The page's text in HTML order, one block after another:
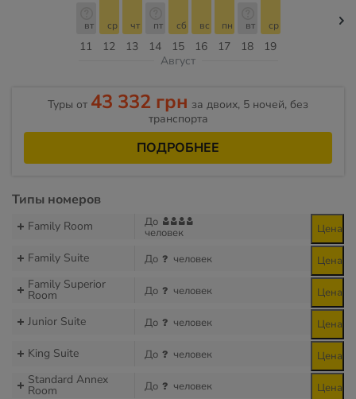
11
вт
12
ср
13
чт
14
пт
15
сб
16
вс
17
пн
18
вт
19
ср
Август
Туры от 43 332 грн за двоих, 5 ночей, без
транспорта
ПОДРОБНЕЕ
Типы номеров
Family Room До
человек Цена
Family Suite До человек Цена
Family Superior
Room До человек Цена
Junior Suite До человек Цена
King Suite До человек Цена
Standard Annex
Room До человек Цена